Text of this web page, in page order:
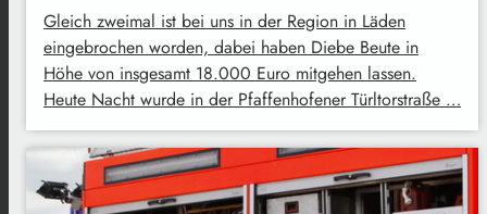
Gleich zweimal ist bei uns in der Region in Läden
eingebrochen worden, dabei haben Diebe Beute in
Höhe von insgesamt 18.000 Euro mitgehen lassen.
Heute Nacht wurde in der Pfaffenhofener Türltorstraße …